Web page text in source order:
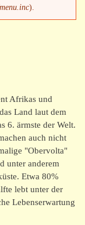
).
Afrikas und
Land laut dem
6. ärmste der Welt.
auch nicht
"Obervolta"
unter anderem
Etwa 80%
lebt unter der
Lebenserwartung